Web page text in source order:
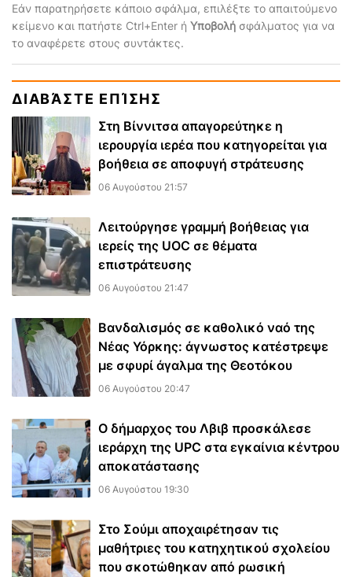
Εάν παρατηρήσετε κάποιο σφάλμα, επιλέξτε το απαιτούμενο
κείμενο και πατήστε Ctrl+Enter ή Υποβολή σφάλματος για να
το αναφέρετε στους συντάκτες.
ΔΙΑΒΆΣΤΕ ΕΠΊΣΗΣ
Στη Βίννιτσα απαγορεύτηκε η
ιερουργία ιερέα που κατηγορείται για
βοήθεια σε αποφυγή στράτευσης
06 Αυγούστου 21:57
Λειτούργησε γραμμή βοήθειας για
ιερείς της UOC σε θέματα
επιστράτευσης
06 Αυγούστου 21:47
Βανδαλισμός σε καθολικό ναό της
Νέας Υόρκης: άγνωστος κατέστρεψε
με σφυρί άγαλμα της Θεοτόκου
06 Αυγούστου 20:47
Ο δήμαρχος του Λβιβ προσκάλεσε
ιεράρχη της UPC στα εγκαίνια κέντρου
αποκατάστασης
06 Αυγούστου 19:30
Στο Σούμι αποχαιρέτησαν τις
μαθήτριες του κατηχητικού σχολείου
που σκοτώθηκαν από ρωσική